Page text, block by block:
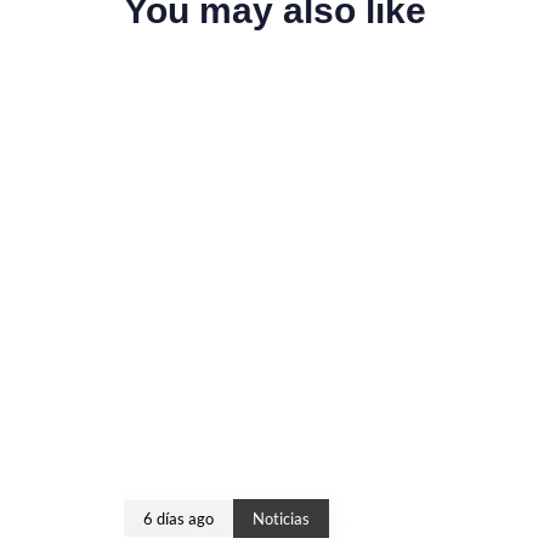
You may also like
6 días ago Noticias